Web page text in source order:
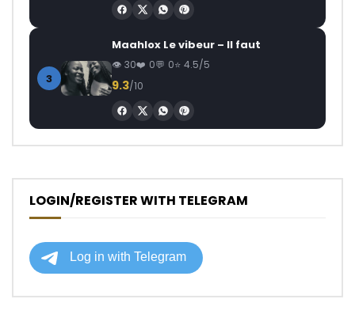
3
Maahlox Le vibeur – Il faut
30 0 0 4.5/5
9.3/10
LOGIN/REGISTER WITH TELEGRAM